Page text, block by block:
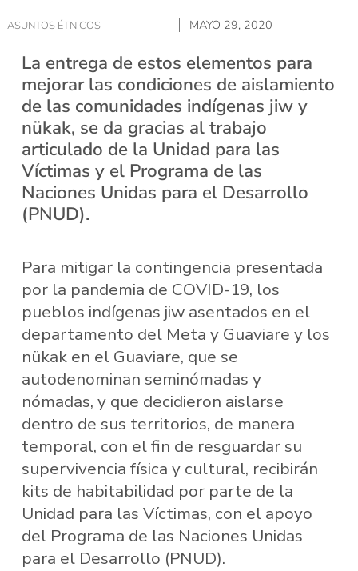
ASUNTOS ÉTNICOS MAYO 29, 2020
La entrega de estos elementos para
mejorar las condiciones de aislamiento
de las comunidades indígenas jiw y
nükak, se da gracias al trabajo
articulado de la Unidad para las
Víctimas y el Programa de las
Naciones Unidas para el Desarrollo
(PNUD).
Para mitigar la contingencia presentada
por la pandemia de COVID-19, los
pueblos indígenas jiw asentados en el
departamento del Meta y Guaviare y los
nükak en el Guaviare, que se
autodenominan seminómadas y
nómadas, y que decidieron aislarse
dentro de sus territorios, de manera
temporal, con el fin de resguardar su
supervivencia física y cultural, recibirán
kits de habitabilidad por parte de la
Unidad para las Víctimas, con el apoyo
del Programa de las Naciones Unidas
para el Desarrollo (PNUD).